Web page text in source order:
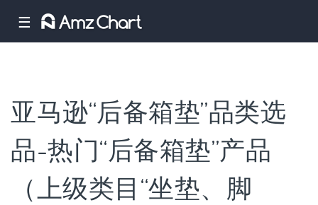
☰
亚马逊“后备箱垫”品类选
品-热门“后备箱垫”产品
（上级类目“坐垫、脚